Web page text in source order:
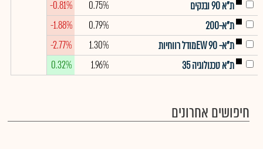
ת"א 90 ובנקים
0.75%
-0.81%
ת"א-200
0.79%
-1.88%
ת"א- EW 90מודל רווחיות
1.30%
-2.77%
ת"א טכנולוגיה 35
1.96%
0.32%
חיפושים אחרונים